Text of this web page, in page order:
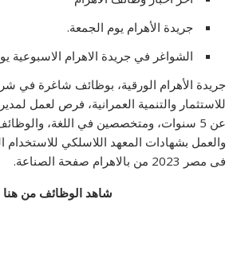
جريدة الأهرام يوم الجمعة.
الشواغر في جريدة الاهرام الاسبوعية يوم
جريدة الأهرام الورقية، بوظائف شاغرة في
للاستثمار والتنمية العمرانية، فرص لعمل
عن 5 سنوات، ومتخصصين في اللغة،
والعمل بشهادات المعهد اللاسلكي للاستخدام
فى مصر 2023 من بالاهرام صفحة الصناعة.
شاهد الوظائف من هنا